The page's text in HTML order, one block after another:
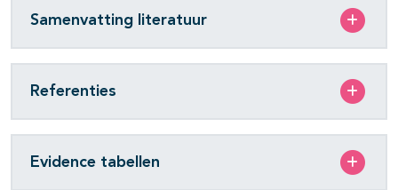
Samenvatting literatuur
Referenties
Evidence tabellen